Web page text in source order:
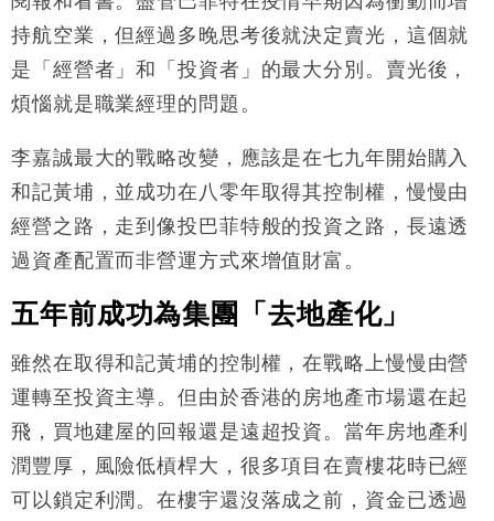
持航空業，但經過多晚思考後就決定賣光，這個就
是「經營者」和「投資者」的最大分別。賣光後，
煩惱就是職業經理的問題。
李嘉誠最大的戰略改變，應該是在七九年開始購入
和記黃埔，並成功在八零年取得其控制權，慢慢由
經營之路，走到像投巴菲特般的投資之路，長遠透
過資產配置而非營運方式來增值財富。
五年前成功為集團「去地產化」
雖然在取得和記黃埔的控制權，在戰略上慢慢由營
運轉至投資主導。但由於香港的房地產市場還在起
飛，買地建屋的回報還是遠超投資。當年房地產利
潤豐厚，風險低槓桿大，很多項目在賣樓花時已經
可以鎖定利潤。在樓宇還沒落成之前，資金已透過